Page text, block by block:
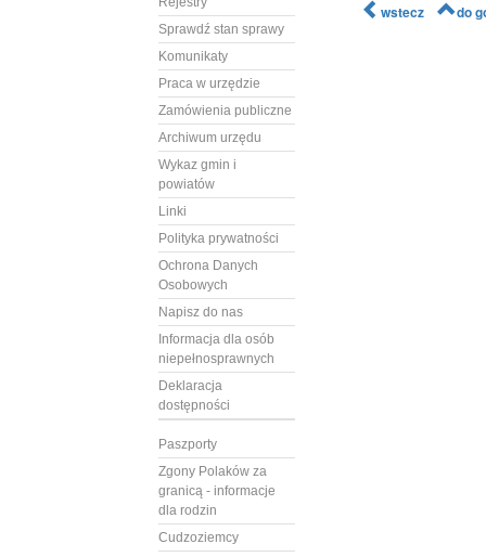
Sprawdź stan sprawy
Komunikaty
Praca w urzędzie
Zamówienia publiczne
Archiwum urzędu
Wykaz gmin i
powiatów
Linki
Polityka prywatności
Ochrona Danych
Osobowych
Napisz do nas
Informacja dla osób
niepełnosprawnych
Deklaracja
dostępności
Paszporty
Zgony Polaków za
granicą - informacje
dla rodzin
Cudzoziemcy
wstecz do